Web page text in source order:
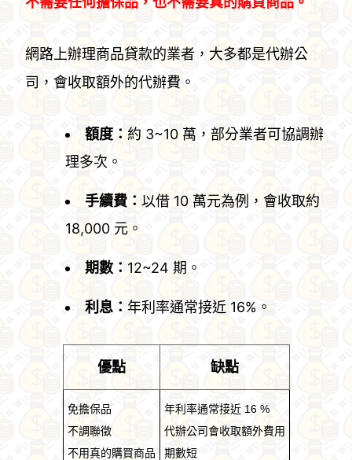
網路上辦理商品貸款的業者，大多都是代辦公
司，會收取額外的代辦費。
額度： 約 3~10 萬，部分業者可協調辦
理多次。
手續費： 以借 10 萬元為例，會收取約
18,000 元。
期數： 12~24 期。
利息： 年利率通常接近 16%。
優點 缺點
免擔保品
不調聯徵
不用真的購買商品
年利率通常接近 16 %
代辦公司會收取額外費用
期數短